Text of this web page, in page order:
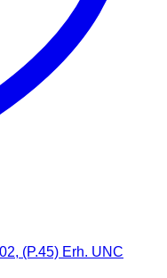
(P.45) Erh. UNC